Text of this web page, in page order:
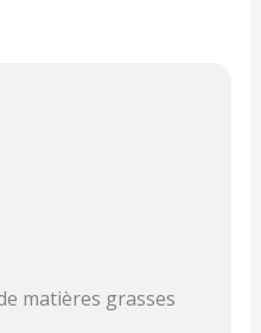
matières grasses